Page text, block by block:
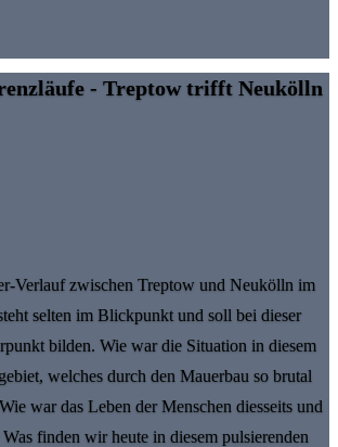
- Treptow trifft Neukölln
Verlauf zwischen Treptow und Neukölln im
selten im Blickpunkt und soll bei dieser
bilden. Wie war die Situation in diesem
welches durch den Mauerbau so brutal
war das Leben der Menschen diesseits und
Was finden wir heute in diesem pulsierenden